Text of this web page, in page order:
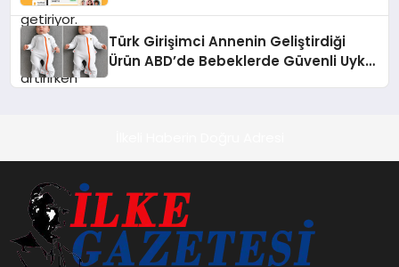
Türk Girişimci Annenin Geliştirdiği
Ürün ABD’de Bebeklerde Güvenli Uyku